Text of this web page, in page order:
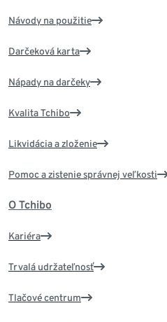
Návody na použitie
Darčeková karta
Nápady na darčeky
Kvalita Tchibo
Likvidácia a zloženie
Pomoc a zistenie správnej veľkosti
O Tchibo
Kariéra
Trvalá udržateľnosť
Tlačové centrum